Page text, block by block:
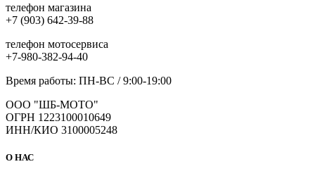
телефон магазина
+7 (903) 642-39-88
телефон мотосервиса
+7-980-382-94-40
Время работы: ПН-ВС / 9:00-19:00
ООО "ШБ-МОТО"
ОГРН 1223100010649
ИНН/КИО 3100005248
О НАС